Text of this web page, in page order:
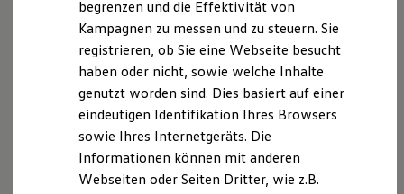
Hybridautos
Marke und Erlebnis
Volkswagen R und R Experience
R-Modelle
R Experience
Driving Experience
Volkswagen entdecken
Werkbesichtigung
Lifestyle Shop
T-Roc Kollektion
Internet Vertriebsteam
+49 5971 7913 4137
E-Mail schreiben
begrenzen und die Effektivität von
Kampagnen zu messen und zu steuern. Sie
registrieren, ob Sie eine Webseite besucht
haben oder nicht, sowie welche Inhalte
genutzt worden sind. Dies basiert auf einer
eindeutigen Identifikation Ihres Browsers
sowie Ihres Internetgeräts. Die
Informationen können mit anderen
Webseiten oder Seiten Dritter, wie z.B.